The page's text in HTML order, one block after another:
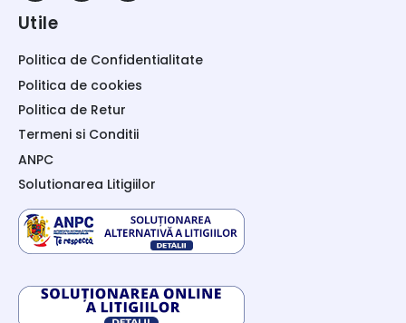
Utile
Politica de Confidentialitate
Politica de cookies
Politica de Retur
Termeni si Conditii
ANPC
Solutionarea Litigiilor